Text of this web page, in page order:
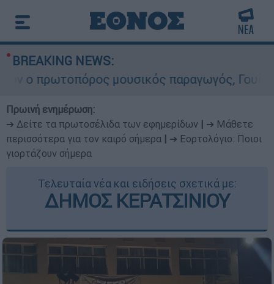
BREAKING NEWS:
μουσικός παραγωγός, Γουίλιαμ
Πρωινή ενημέρωση:
➔ Δείτε τα πρωτοσέλιδα των εφημερίδων
➔ Μάθετε
περισσότερα για τον καιρό σήμερα
➔ Εορτολόγιο: Ποιοι
γιορτάζουν σήμερα
Τελευταία νέα και ειδήσεις σχετικά με:
ΔΗΜΟΣ ΚΕΡΑΤΣΙΝΙΟΥ